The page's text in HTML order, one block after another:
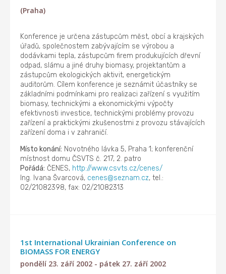
(Praha)
Konference je určena zástupcům měst, obcí a krajských
úřadů, společnostem zabývajícím se výrobou a
dodávkami tepla, zástupcům firem produkujících dřevní
odpad, slámu a jiné druhy biomasy, projektantům a
zástupcům ekologických aktivit, energetickým
auditorům. Cílem konference je seznámit účastníky se
základními podmínkami pro realizaci zařízení s využitím
biomasy, technickými a ekonomickými výpočty
efektivnosti investice, technickými problémy provozu
zařízení a praktickými zkušenostmi z provozu stávajících
zařízení doma i v zahraničí.
Místo konání: Novotného lávka 5, Praha 1; konferenční
místnost domu ČSVTS č. 217, 2. patro
Pořádá: ČENES, http://www.csvts.cz/cenes/
Ing. Ivana Švarcová, cenes@seznam.cz, tel.:
02/21082398, fax: 02/21082313
1st International Ukrainian Conference on
BIOMASS FOR ENERGY
pondělí 23. září 2002 - pátek 27. září 2002